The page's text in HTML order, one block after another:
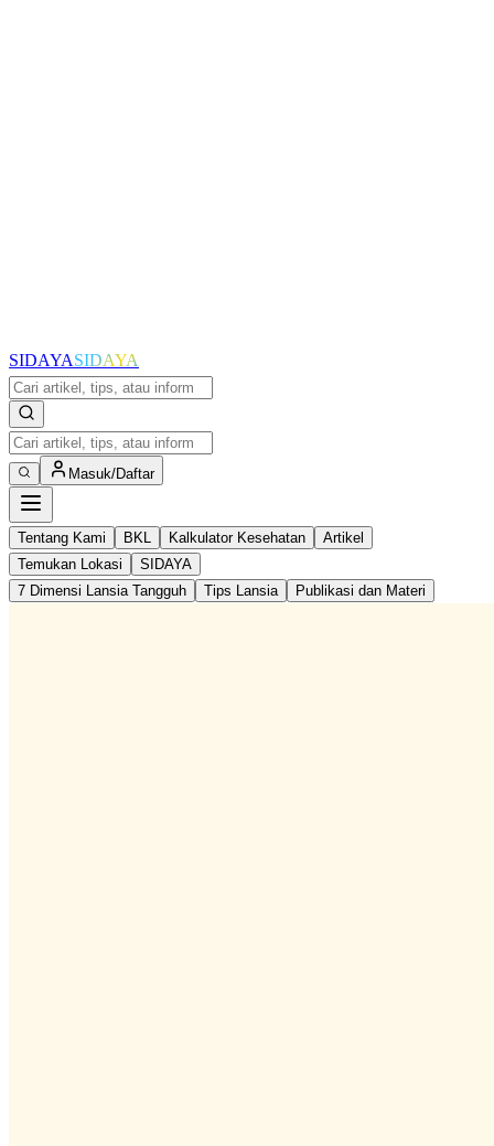
SIDAYASIDAYA
Masuk/Daftar
Tentang Kami BKL Kalkulator Kesehatan
Artikel
Temukan Lokasi
SIDAYA
7 Dimensi Lansia Tangguh
Tips Lansia Publikasi dan Materi